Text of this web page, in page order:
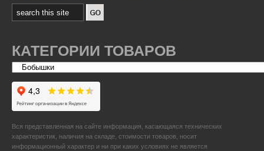
КАТЕГОРИИ ТОВАРОВ
Вся представленная на сайте информация, касающаяся технических
характеристик, наличия на складе, стоимости товаров, носит
информационный характер и ни при каких условиях не является